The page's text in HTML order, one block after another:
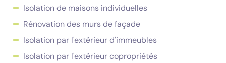
Isolation de maisons individuelles
Rénovation des murs de façade
Isolation par l'extérieur d'immeubles
Isolation par l'extérieur copropriétés